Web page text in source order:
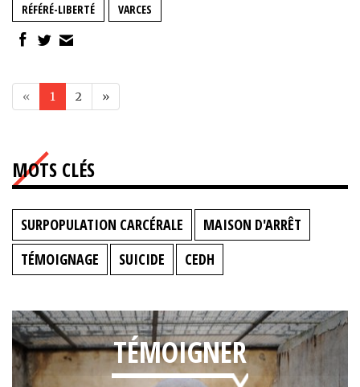
RÉFÉRÉ-LIBERTÉ
VARCES
« 1 2 »
MOTS CLÉS
SURPOPULATION CARCÉRALE
MAISON D'ARRÊT
TÉMOIGNAGE
SUICIDE CEDH
TÉMOIGNER